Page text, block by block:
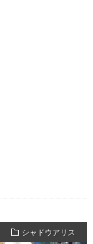
シャドウアリス